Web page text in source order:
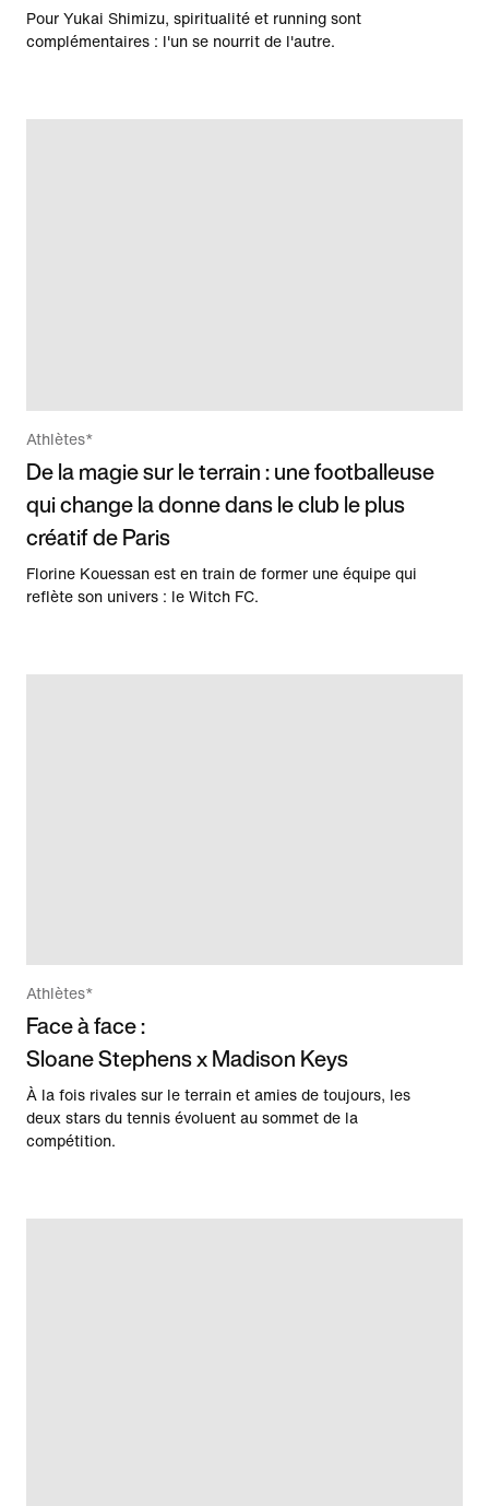
Pour Yukai Shimizu, spiritualité et running sont
complémentaires : l'un se nourrit de l'autre.
Athlètes*
De la magie sur le terrain : une footballeuse
qui change la donne dans le club le plus
créatif de Paris
Florine Kouessan est en train de former une équipe qui
reflète son univers : le Witch FC.
Athlètes*
Face à face :
Sloane Stephens x Madison Keys
À la fois rivales sur le terrain et amies de toujours, les
deux stars du tennis évoluent au sommet de la
compétition.